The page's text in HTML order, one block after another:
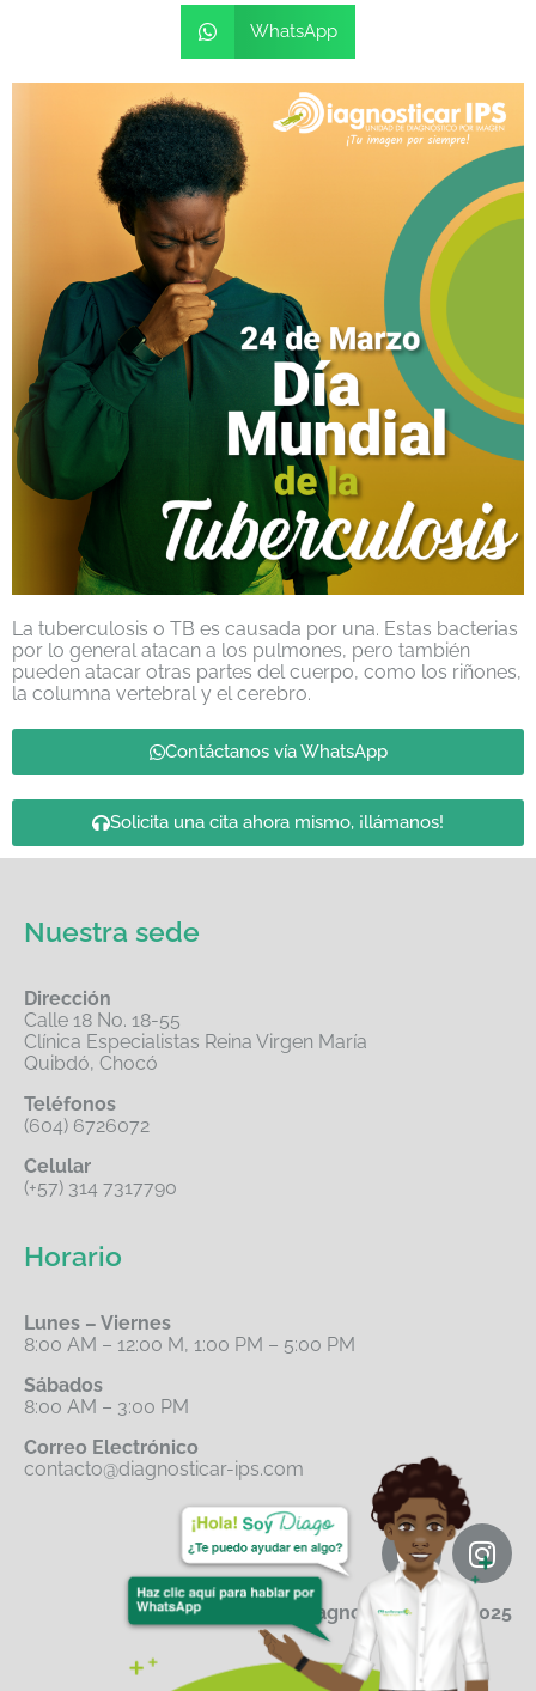
WhatsApp
La tuberculosis o TB es causada por una. Estas bacterias
por lo general atacan a los pulmones, pero también
pueden atacar otras partes del cuerpo, como los riñones,
la columna vertebral y el cerebro.
Contáctanos vía WhatsApp
Solicita una cita ahora mismo, ¡llámanos!
Nuestra sede
Dirección
Calle 18 No. 18-55
Clínica Especialistas Reina Virgen María
Quibdó, Chocó
Teléfonos
(604) 6726072
Celular
(+57) 314 7317790
Horario
Lunes – Viernes
8:00 AM – 12:00 M, 1:00 PM – 5:00 PM
Sábados
8:00 AM – 3:00 PM
Correo Electrónico
contacto@diagnosticar-ips.com
Diagnosticar IPS© 2025